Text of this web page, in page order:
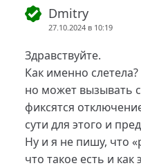
Dmitry
27.10.2024 в 10:19
Здравствуйте.
Как именно
но может вызывать
фиксятся
сути для этого и
Ну и я не пишу, что
что такое есть и